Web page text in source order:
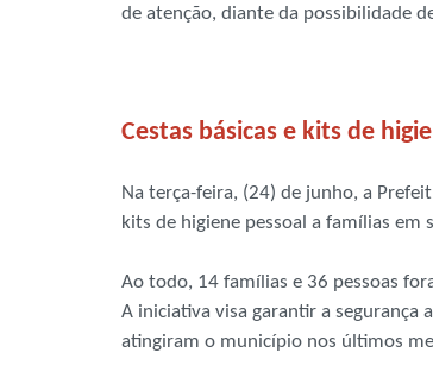
de atenção, diante da possibilidade
Cestas básicas e kits de
Na terça-feira, (24) de junho, a
kits de higiene pessoal a famílias
Ao todo, 14 famílias e 36 pessoas
A iniciativa visa garantir a segurança
atingiram o município nos últimos